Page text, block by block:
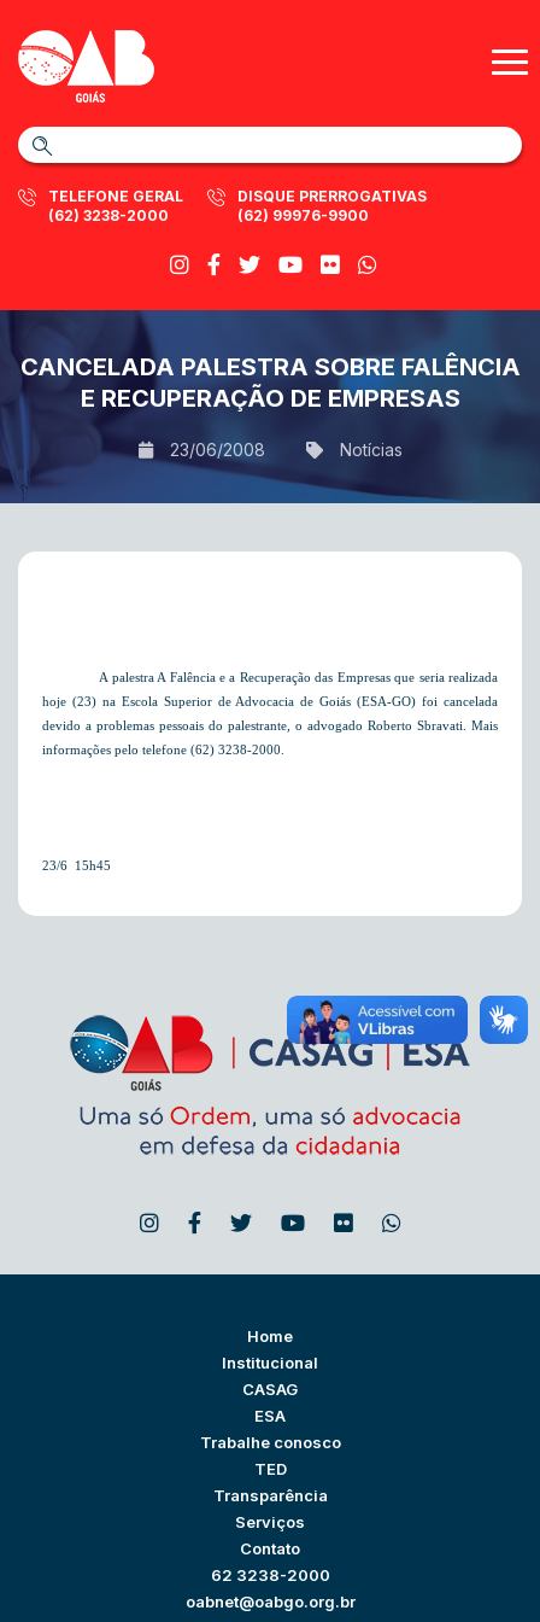
TELEFONE GERAL
(62) 3238-2000
DISQUE PRERROGATIVAS
(62) 99976-9900
CANCELADA PALESTRA SOBRE FALÊNCIA
E RECUPERAÇÃO DE EMPRESAS
23/06/2008 Notícias
A palestra A Falência e a Recuperação das Empresas que seria realizada
hoje (23) na Escola Superior de Advocacia de Goiás (ESA-GO) foi cancelada
devido a problemas pessoais do palestrante, o advogado Roberto Sbravati. Mais
informações pelo telefone (62) 3238-2000.
23/6  15h45
Home
Institucional
CASAG
ESA
Trabalhe conosco
TED
Transparência
Serviços
Contato
62 3238-2000
oabnet@oabgo.org.br